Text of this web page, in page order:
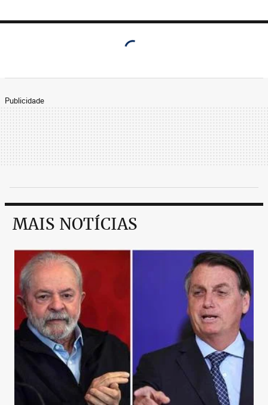
Publicidade
MAIS NOTÍCIAS